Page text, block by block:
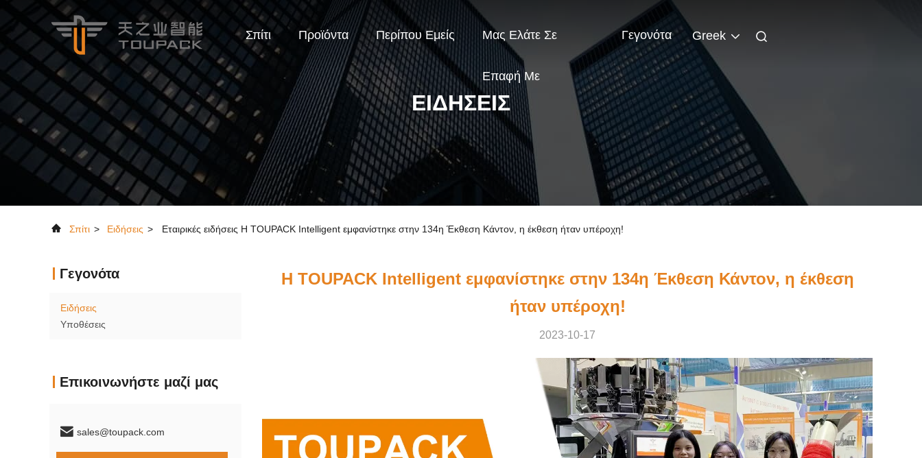
Σπίτι Προϊόντα Περίπου Εμείς Μας Ελάτε Σε
Επαφή Με
Γεγονότα Greek
ΕΙΔΉΣΕΙΣ
Σπίτι > Ειδήσεις > Εταιρικές ειδήσεις Η TOUPACK Intelligent εμφανίστηκε στην 134η Έκθεση Κάντον, η έκθεση ήταν υπέροχη!
Γεγονότα
Ειδήσεις
Υποθέσεις
Επικοινωνήστε μαζί μας
sales@toupack.com
Η TOUPACK Intelligent εμφανίστηκε στην 134η Έκθεση Κάντον, η έκθεση
ήταν υπέροχη!
2023-10-17